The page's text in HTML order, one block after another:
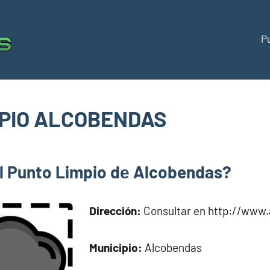
limpios
puntos
España
ALCOBENDAS
Punto Limpio dе Alcobendas?
Dirección: Consultar en http://
Municipio: Alcobendas